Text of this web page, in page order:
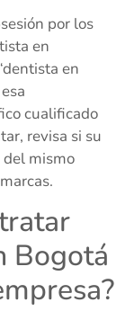
por los
en
en
cualificado
revisa si su
del mismo
Bogotá